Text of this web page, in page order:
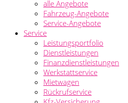
alle Angebote
Fahrzeug-Angebote
Service-Angebote
Service
Leistungsportfolio
Dienstleistungen
Finanzdienstleistungen
Werkstattservice
Mietwagen
Rückrufservice